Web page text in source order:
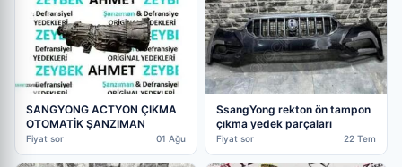
SANGYONG ACTYON ÇIKMA
OTOMATİK ŞANZIMAN
Fiyat sor 01 Ağu
SsangYong rekton ön tampon
çıkma yedek parçaları
Fiyat sor 22 Tem